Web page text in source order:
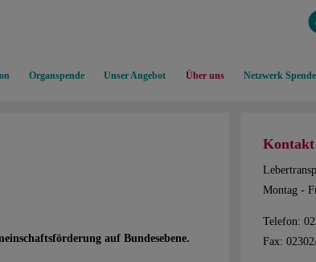
Organspende Unser Angebot Über uns Netzwerk
auf Bundesebene.
Kontakt
Montag -
Telefon:
Fax: